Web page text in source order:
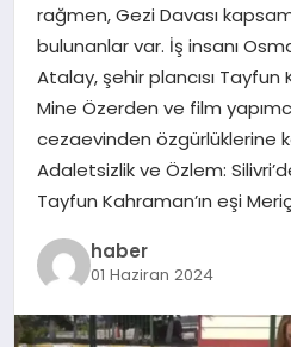
SPOR
EKONOMI
MAGAZIN
OTOMOBIL
TEKNOLOJI
rağmen, Gezi Davası
bulunanlar var. İş insanı
Atalay, şehir plancısı
Mine Özerden ve film
cezaevinden özgürlüklerine
Adaletsizlik ve Özlem:
Tayfun Kahraman’ın eşi
haber
01 Haziran 2024